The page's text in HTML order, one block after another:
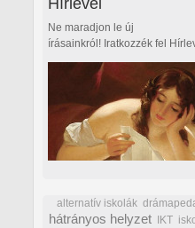
Ne maradjon le új
írásainkról! Iratkozzék fel
alternatív iskolák
hátrányos helyzet IKT